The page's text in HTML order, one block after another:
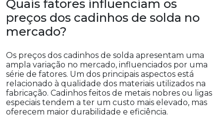
Quais fatores influenciam os
preços dos cadinhos de solda no
mercado?
Os preços dos cadinhos de solda apresentam uma
ampla variação no mercado, influenciados por uma
série de fatores. Um dos principais aspectos está
relacionado à qualidade dos materiais utilizados na
fabricação. Cadinhos feitos de metais nobres ou ligas
especiais tendem a ter um custo mais elevado, mas
oferecem maior durabilidade e eficiência.